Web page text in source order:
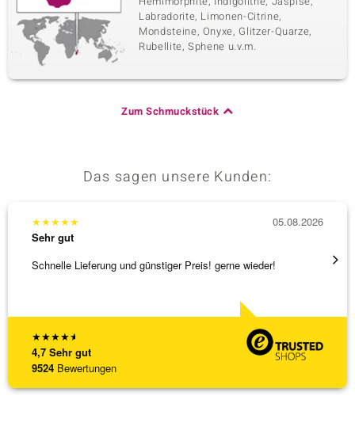
Labradorite, Limonen-Citrine,
Mondsteine, Onyxe, Glitzer-Quarze,
Rubellite, Sphene u.v.m.
Zum Schmuckstück
Das sagen unsere Kunden:
★★★★★
4,7 Sehr gut
9524 Bewertungen
★★★★★
Sehr gut
Schnelle Lieferung und günstiger Preis! gerne wieder!
05.08.2026